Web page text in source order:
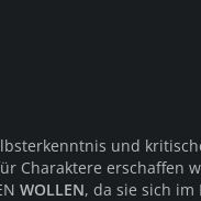
und
Charaktere erschaffen
WOLLEN, da sie sich